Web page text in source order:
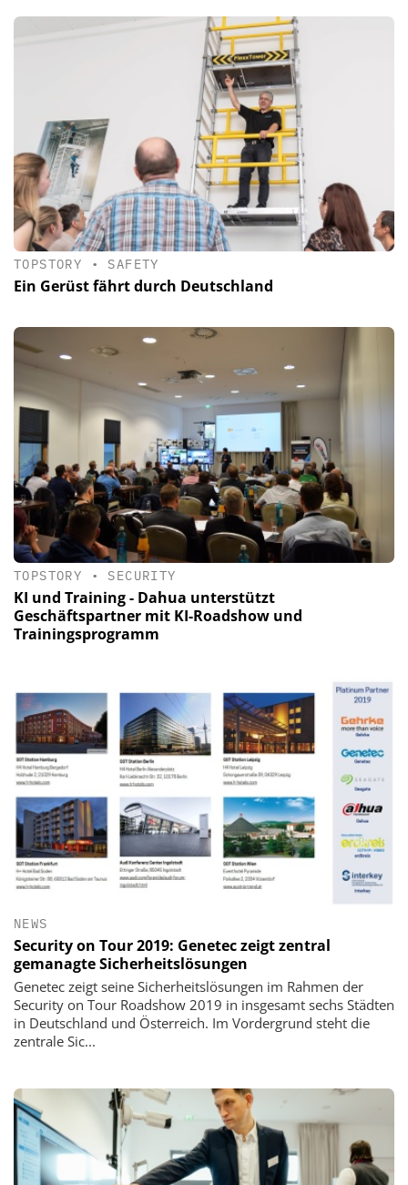
TOPSTORY • SAFETY
Ein Gerüst fährt durch Deutschland
TOPSTORY • SECURITY
KI und Training - Dahua unterstützt
Geschäftspartner mit KI-Roadshow und
Trainingsprogramm
NEWS
Security on Tour 2019: Genetec zeigt zentral
gemanagte Sicherheitslösungen
Genetec zeigt seine Sicherheitslösungen im Rahmen der
Security on Tour Roadshow 2019 in insgesamt sechs Städten
in Deutschland und Österreich. Im Vordergrund steht die
zentrale Sic...